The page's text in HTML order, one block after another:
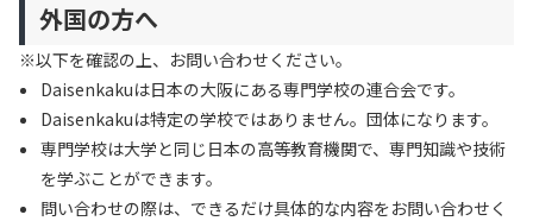
外国の方へ
※以下を確認の上、お問い合わせください。
Daisenkakuは日本の大阪にある専門学校の連合会です。
Daisenkakuは特定の学校ではありません。団体になります。
専門学校は大学と同じ日本の高等教育機関で、専門知識や技術
を学ぶことができます。
問い合わせの際は、できるだけ具体的な内容をお問い合わせく